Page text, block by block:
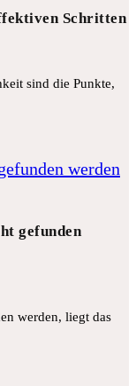
Schritten
sind die Punkte,
gefunden
werden, liegt das